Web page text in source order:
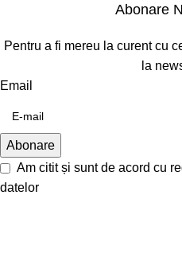
Abonare
Pentru a fi mereu la curent cu
la
Email
Am citit și sunt de acord cu
datelor